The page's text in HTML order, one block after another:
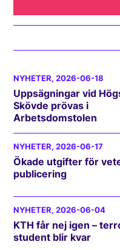
NYHETER, 2026-06-18
Uppsägningar vid
Skövde prövas i
Arbetsdomstolen
NYHETER, 2026-06-17
Ökade utgifter för
publicering
NYHETER, 2026-06-04
KTH får nej igen –
student blir kvar